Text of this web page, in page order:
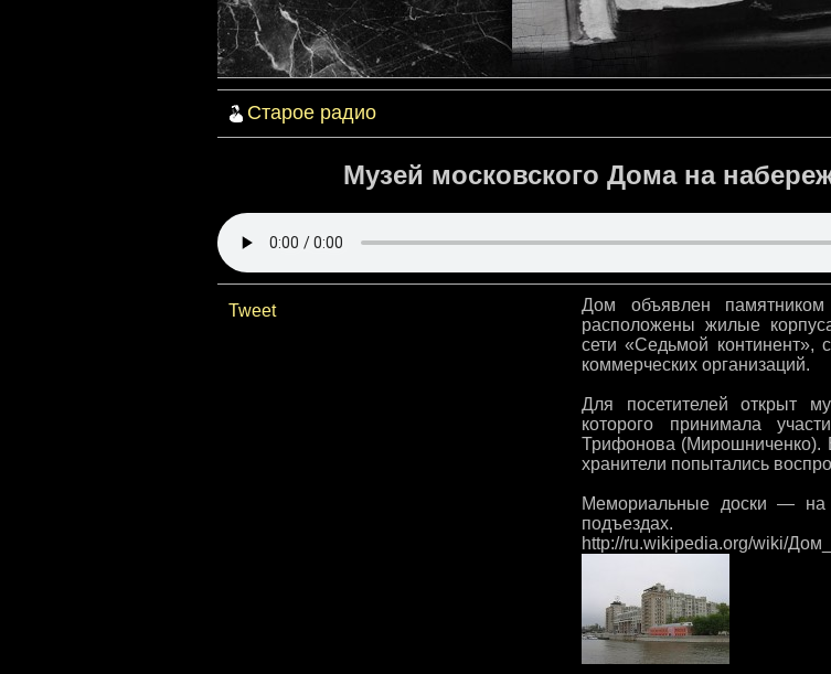
Старое радио
Музей московского Дома на
Tweet
Дом объявлен
расположены жилые
сети «Седьмой континент»,
коммерческих организаций.
Для посетителей открыт
которого принимала
Трифонова (Мирошниченко).
хранители попытались
Мемориальные доски —
подъездах.
http://ru.wikipedia.org/wiki/